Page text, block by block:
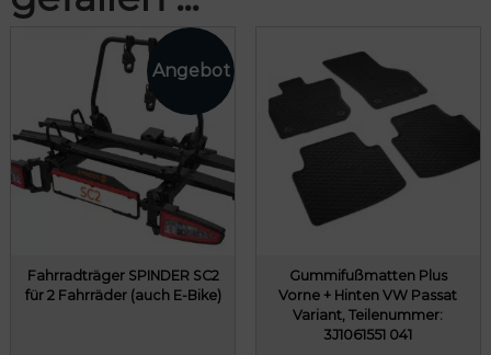
Fahrradträger SPINDER SC2
für 2 Fahrräder (auch E-Bike)
Gummifußmatten Plus
Vorne + Hinten VW Passat
Variant, Teilenummer:
3J1061551 041